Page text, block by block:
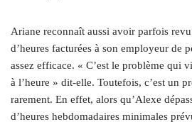
Ariane reconnaît aussi avoir parfois
d’heures facturées à son employeur de
assez efficace. « C’est le problème qui
à l’heure » dit-elle. Toutefois, c’est un
rarement. En effet, alors qu’Alexe
d’heures hebdomadaires minimales